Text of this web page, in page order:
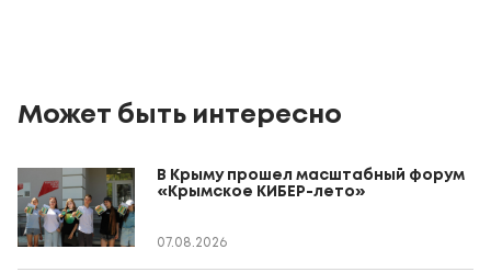
Может быть интересно
В Крыму прошел масштабный форум
«Крымское КИБЕР-лето»
07.08.2026